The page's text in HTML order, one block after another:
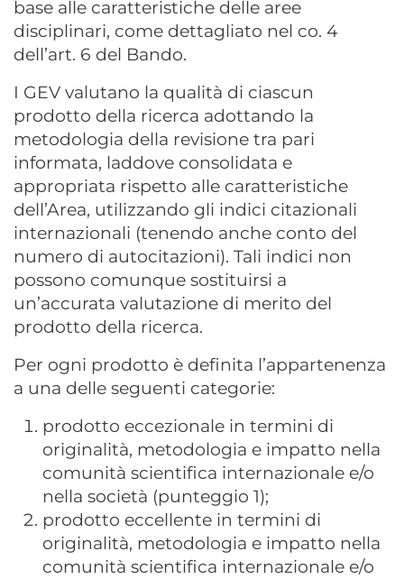
base alle caratteristiche delle aree
disciplinari, come dettagliato nel co. 4
dell’art. 6 del Bando.
I GEV valutano la qualità di ciascun
prodotto della ricerca adottando la
metodologia della revisione tra pari
informata, laddove consolidata e
appropriata rispetto alle caratteristiche
dell’Area, utilizzando gli indici citazionali
internazionali (tenendo anche conto del
numero di autocitazioni). Tali indici non
possono comunque sostituirsi a
un’accurata valutazione di merito del
prodotto della ricerca.
Per ogni prodotto è definita l’appartenenza
a una delle seguenti categorie:
prodotto eccezionale in termini di
originalità, metodologia e impatto nella
comunità scientifica internazionale e/o
nella società (punteggio 1);
prodotto eccellente in termini di
originalità, metodologia e impatto nella
comunità scientifica internazionale e/o